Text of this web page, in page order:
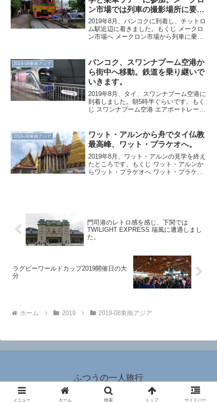
ン市場では列車の撮影場所に要注
意。
2019年8月、バンコクに到着し、チットロ
ム駅近辺に着きました。もくじ メークロ
ン市場へ メークロン市場から列車に乗車
し、バンコクを離れます。インターコン
チネンタル・バ...
2019-08東南アジア
バンコク、スワンナプーム空港か
ら街中へ移動。鉄道を乗り継いで
いきます。
2019年8月、タイ、スワンナプーム空港に
到着しました。朝5時半ぐらいです。もく
じ スワンナプーム空港 エアポートレール
ーム空港さくっと入国したいのですが、
スワ...
2019-08東南アジア
ワット・アルンから舟でタイ仏教
最高峰、ワット・プラケオへ。
2019年8月、ワット・アルンの見学を終え
たところです。もくじ ワット・アルンか
らワット・プラケオへ ワット・プラケオ
門司港のレトロ感を感じ、下関では
TWILIGHT EXPRESS 瑞風に遭遇しまし
た。
ラグビーワールドカップ2019開催日の大
分
ホーム 2019 2019-08東南アジア
ふつうの一人旅行
© 2018 ふつうの一人旅行.
メニュー ホーム 検索 トップ サイドバー